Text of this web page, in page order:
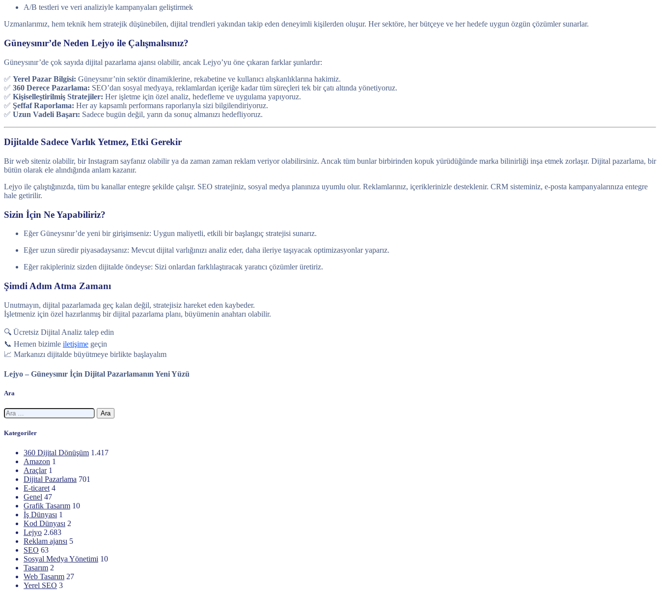
A/B testleri ve veri analiziyle kampanyaları geliştirmek
Uzmanlarımız, hem teknik hem stratejik düşünebilen, dijital trendleri yakından takip eden deneyimli kişilerden oluşur. Her sektöre, her bütçeye ve her hedefe uygun özgün çözümler sunarlar.
Güneysınır’de Neden Lejyo ile Çalışmalısınız?
Güneysınır’de çok sayıda dijital pazarlama ajansı olabilir, ancak Lejyo’yu öne çıkaran farklar şunlardır:
✅ Yerel Pazar Bilgisi: Güneysınır’nin sektör dinamiklerine, rekabetine ve kullanıcı alışkanlıklarına hakimiz.
✅ 360 Derece Pazarlama: SEO’dan sosyal medyaya, reklamlardan içeriğe kadar tüm süreçleri tek bir çatı altında yönetiyoruz.
✅ Kişiselleştirilmiş Stratejiler: Her işletme için özel analiz, hedefleme ve uygulama yapıyoruz.
✅ Şeffaf Raporlama: Her ay kapsamlı performans raporlarıyla sizi bilgilendiriyoruz.
✅ Uzun Vadeli Başarı: Sadece bugün değil, yarın da sonuç almanızı hedefliyoruz.
Dijitalde Sadece Varlık Yetmez, Etki Gerekir
Bir web siteniz olabilir, bir Instagram sayfanız olabilir ya da zaman zaman reklam veriyor olabilirsiniz. Ancak tüm bunlar birbirinden kopuk yürüdüğünde marka bilinirliği inşa etmek zorlaşır. Dijital pazarlama, bir
bütün olarak ele alındığında anlam kazanır.
Lejyo ile çalıştığınızda, tüm bu kanallar entegre şekilde çalışır. SEO stratejiniz, sosyal medya planınıza uyumlu olur. Reklamlarınız, içeriklerinizle desteklenir. CRM sisteminiz, e-posta kampanyalarınıza entegre
hale getirilir.
Sizin İçin Ne Yapabiliriz?
Eğer Güneysınır’de yeni bir girişimseniz: Uygun maliyetli, etkili bir başlangıç stratejisi sunarız.
Eğer uzun süredir piyasadaysanız: Mevcut dijital varlığınızı analiz eder, daha ileriye taşıyacak optimizasyonlar yaparız.
Eğer rakipleriniz sizden dijitalde öndeyse: Sizi onlardan farklılaştıracak yaratıcı çözümler üretiriz.
Şimdi Adım Atma Zamanı
Unutmayın, dijital pazarlamada geç kalan değil, stratejisiz hareket eden kaybeder.
İşletmeniz için özel hazırlanmış bir dijital pazarlama planı, büyümenin anahtarı olabilir.
🔍 Ücretsiz Dijital Analiz talep edin
📞 Hemen bizimle iletişime geçin
📈 Markanızı dijitalde büyütmeye birlikte başlayalım
Lejyo – Güneysınır İçin Dijital Pazarlamanın Yeni Yüzü
Ara
Arama:
Kategoriler
360 Dijital Dönüşüm 1.417
Amazon 1
Araçlar 1
Dijital Pazarlama 701
E-ticaret 4
Genel 47
Grafik Tasarım 10
İş Dünyası 1
Kod Dünyası 2
Lejyo 2.683
Reklam ajansı 5
SEO 63
Sosyal Medya Yönetimi 10
Tasarım 2
Web Tasarım 27
Yerel SEO 3